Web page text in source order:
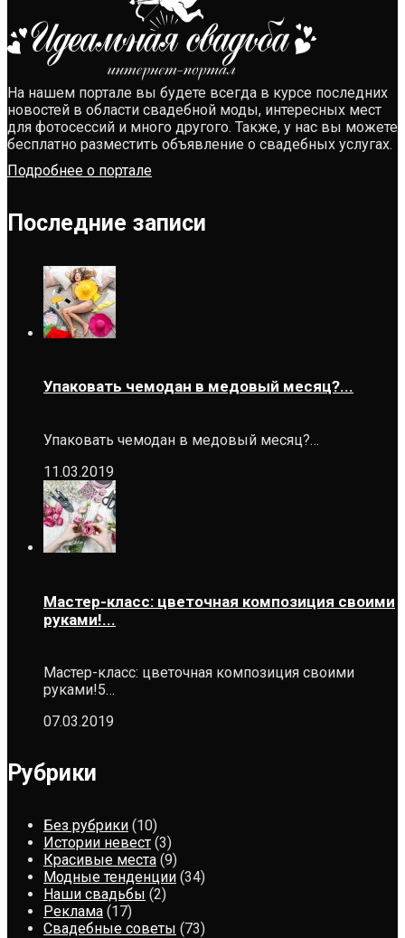
На нашем портале вы будете всегда в курсе последних
новостей в области свадебной моды, интересных мест
для фотосессий и много другого. Также, у нас вы можете
бесплатно разместить объявление о свадебных услугах.
Подробнее о портале
Последние записи
Упаковать чемодан в медовый месяц?...
Упаковать чемодан в медовый месяц?…
11.03.2019
Мастер-класс: цветочная композиция своими
руками!...
Мастер-класс: цветочная композиция своими
руками!5…
07.03.2019
Рубрики
Без рубрики (10)
Истории невест (3)
Красивые места (9)
Модные тенденции (34)
Наши свадьбы (2)
Реклама (17)
Свадебные советы (73)